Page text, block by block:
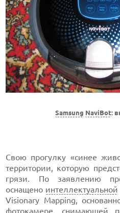
Samsung NaviBot:
Свою прогулку «синее
территории, которую
грязи. По заявлению
оснащено интеллектуальной
Visionary Mapping,
фотокамере, снимающей